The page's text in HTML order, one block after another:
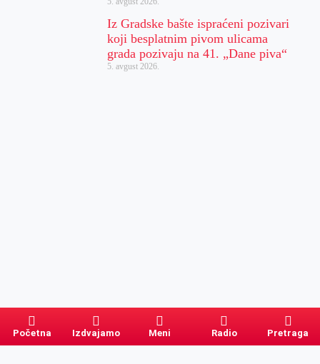
Iz Gradske bašte ispraćeni pozivari
koji besplatnim pivom ulicama
grada pozivaju na 41. „Dane piva“
5. avgust 2026.
Početna Izdvajamo Meni Radio Pretraga